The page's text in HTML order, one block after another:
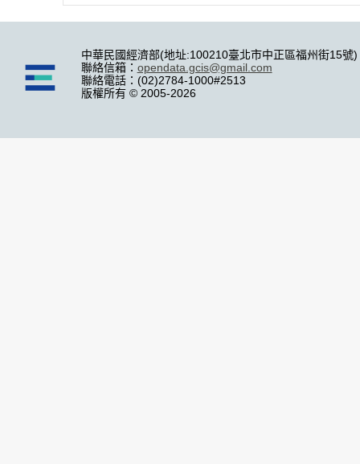
中華民國經濟部(地址:100210臺北市中正區福州街15號)
聯絡信箱： opendata.gcis@gmail.com
聯絡電話：(02)2784-1000#2513
版權所有 © 2005-2026